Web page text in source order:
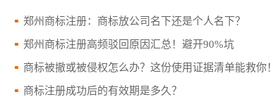
郑州商标注册：商标放公司名下还是个人名下？
郑州商标注册高频驳回原因汇总！避开90%坑
商标被撤或被侵权怎么办？这份使用证据清单能救你！
商标注册成功后的有效期是多久？